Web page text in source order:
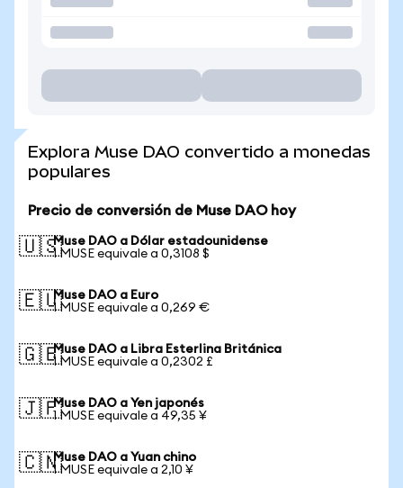
Explora Muse DAO convertido a monedas
populares
Precio de conversión de Muse DAO hoy
🇺🇸Muse DAO a Dólar estadounidense
1 MUSE equivale a 0,3108 $
🇪🇺Muse DAO a Euro
1 MUSE equivale a 0,269 €
🇬🇧Muse DAO a Libra Esterlina Británica
1 MUSE equivale a 0,2302 £
🇯🇵Muse DAO a Yen japonés
1 MUSE equivale a 49,35 ¥
🇨🇳Muse DAO a Yuan chino
1 MUSE equivale a 2,10 ¥